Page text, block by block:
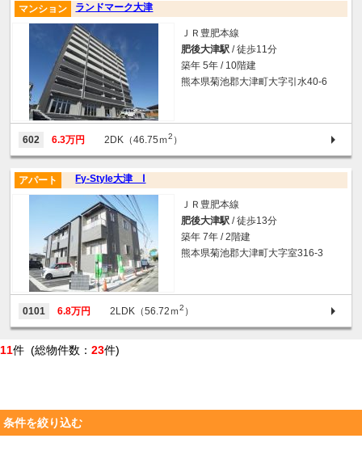
ランドマーク大津
マンション
ＪＲ豊肥本線
肥後大津駅 / 徒歩11分
築年 5年 / 10階建
熊本県菊池郡大津町大字引水40-6
602 6.3万円 2DK（46.75ｍ2 ）
Fy-Style大津 Ⅰ
アパート
ＪＲ豊肥本線
肥後大津駅 / 徒歩13分
築年 7年 / 2階建
熊本県菊池郡大津町大字室316-3
0101 6.8万円 2LDK（56.72ｍ2 ）
11件 (総物件数： 23件)
条件を絞り込む